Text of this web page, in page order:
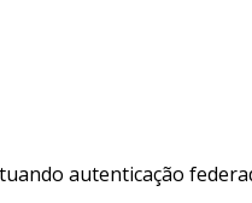
autenticação